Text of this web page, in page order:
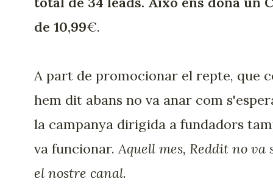
de 10,99€.
A part de promocionar el repte, que
hem dit abans no va anar com
la campanya dirigida a fundadors
va funcionar.Aquell mes, Reddit no va
el nostre canal.